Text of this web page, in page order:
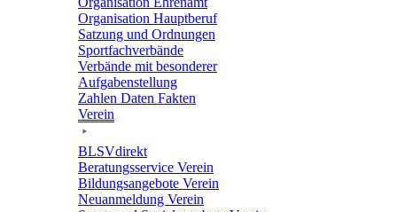
Orga­ni­sa­tion Hauptberuf
Satzung und Ordnungen
Sport­fach­ver­bände
Verbände mit beson­de­rer
Aufgabenstellung
Zahlen Daten Fakten
Verein
BLSVdi­rekt
Bera­tungs­ser­vice Verein
Bildungs­an­ge­bote Verein
Neuan­mel­dung Verein